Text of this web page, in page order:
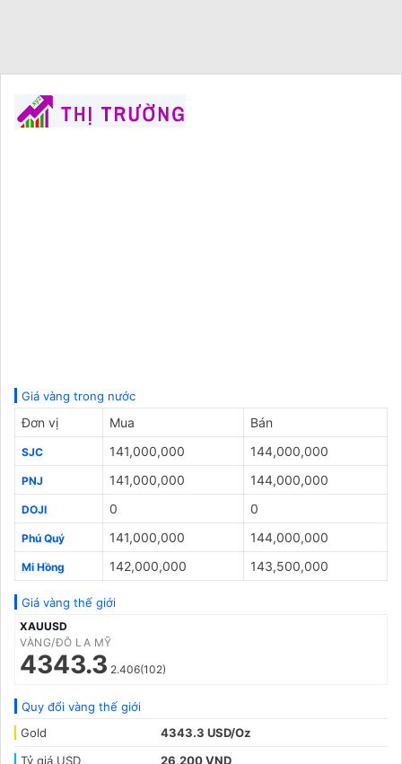
Giá vàng trong nước
Đơn vị Mua Bán
SJC 141,000,000 144,000,000
PNJ 141,000,000 144,000,000
DOJI 0 0
Phú Quý 141,000,000 144,000,000
Mi Hồng 142,000,000 143,500,000
Giá vàng thế giới
XAUUSD
VÀNG/ĐÔ LA MỸ
4343.3 2.406(102)
Quy đổi vàng thế giới
Gold
4343.3 USD/Oz
Tỷ giá USD
26,200 VND